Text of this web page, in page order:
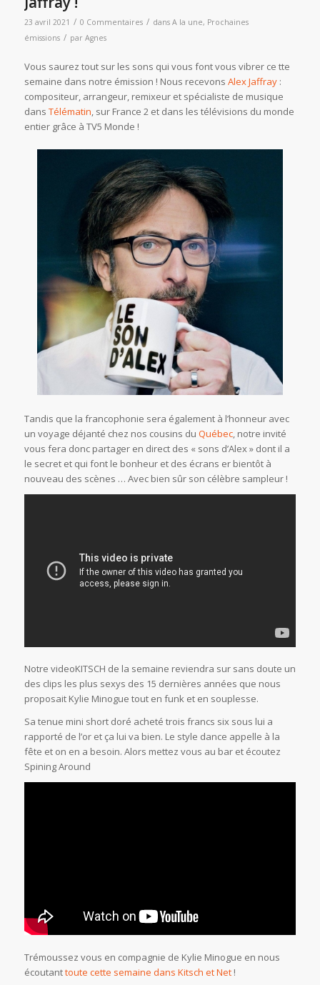
23 avril 2021 / 0 Commentaires / dans A la une, Prochaines
émissions / par Agnes
Vous saurez tout sur les sons qui vous font vous vibrer ce tte
semaine dans notre émission ! Nous recevons Alex Jaffray:
compositeur, arrangeur, remixeur et spécialiste de musique
dans Télématin, sur France 2 et dans les télévisions du monde
entier grâce à TV5 Monde !
Tandis que la francophonie sera également à l’honneur avec
un voyage déjanté chez nos cousins du Québec, notre invité
vous fera donc partager en direct des « sons d’Alex » dont il a
le secret et qui font le bonheur et des écrans er bientôt à
nouveau des scènes … Avec bien sûr son célèbre sampleur !
Notre videoKITSCH de la semaine reviendra sur sans doute un
des clips les plus sexys des 15 dernières années que nous
proposait Kylie Minogue tout en funk et en souplesse.
Sa tenue mini short doré acheté trois francs six sous lui a
rapporté de l’or et ça lui va bien. Le style dance appelle à la
fête et on en a besoin. Alors mettez vous au bar et écoutez
Spining Around
Trémoussez vous en compagnie de Kylie Minogue en nous
écoutanttoute cette semaine dans Kitsch et Net!